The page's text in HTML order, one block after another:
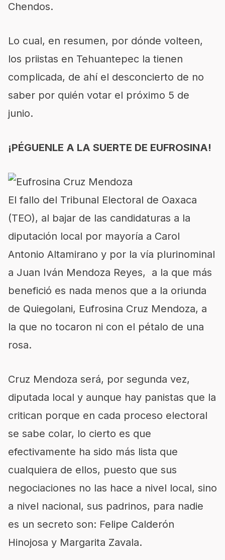
Chendos.
Lo cual, en resumen, por dónde volteen,
los priistas en Tehuantepec la tienen
complicada, de ahí el desconcierto de no
saber por quién votar el próximo 5 de
junio.
¡PÉGUENLE A LA SUERTE DE EUFROSINA!
El fallo del Tribunal Electoral de Oaxaca
(TEO), al bajar de las candidaturas a la
diputación local por mayoría a Carol
Antonio Altamirano y por la vía plurinominal
a Juan Iván Mendoza Reyes, a la que más
benefició es nada menos que a la oriunda
de Quiegolani, Eufrosina Cruz Mendoza, a
la que no tocaron ni con el pétalo de una
rosa.
Cruz Mendoza será, por segunda vez,
diputada local y aunque hay panistas que la
critican porque en cada proceso electoral
se sabe colar, lo cierto es que
efectivamente ha sido más lista que
cualquiera de ellos, puesto que sus
negociaciones no las hace a nivel local, sino
a nivel nacional, sus padrinos, para nadie
es un secreto son: Felipe Calderón
Hinojosa y Margarita Zavala.